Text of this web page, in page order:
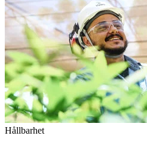
Hållbarhet